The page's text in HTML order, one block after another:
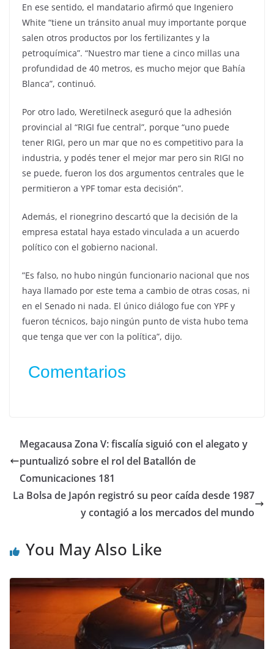
En ese sentido, el mandatario afirmó que Ingeniero
White “tiene un tránsito anual muy importante porque
salen otros productos por los fertilizantes y la
petroquímica”. “Nuestro mar tiene a cinco millas una
profundidad de 40 metros, es mucho mejor que Bahía
Blanca”, continuó.
Por otro lado, Weretilneck aseguró que la adhesión
provincial al “RIGI fue central”, porque “uno puede
tener RIGI, pero un mar que no es competitivo para la
industria, y podés tener el mejor mar pero sin RIGI no
se puede, fueron los dos argumentos centrales que le
permitieron a YPF tomar esta decisión”.
Además, el rionegrino descartó que la decisión de la
empresa estatal haya estado vinculada a un acuerdo
político con el gobierno nacional.
”Es falso, no hubo ningún funcionario nacional que nos
haya llamado por este tema a cambio de otras cosas, ni
en el Senado ni nada. El único diálogo fue con YPF y
fueron técnicos, bajo ningún punto de vista hubo tema
que tenga que ver con la política”, dijo.
Comentarios
Megacausa Zona V: fiscalía siguió con el alegato y
puntualizó sobre el rol del Batallón de
Comunicaciones 181
La Bolsa de Japón registró su peor caída desde 1987
y contagió a los mercados del mundo
You May Also Like